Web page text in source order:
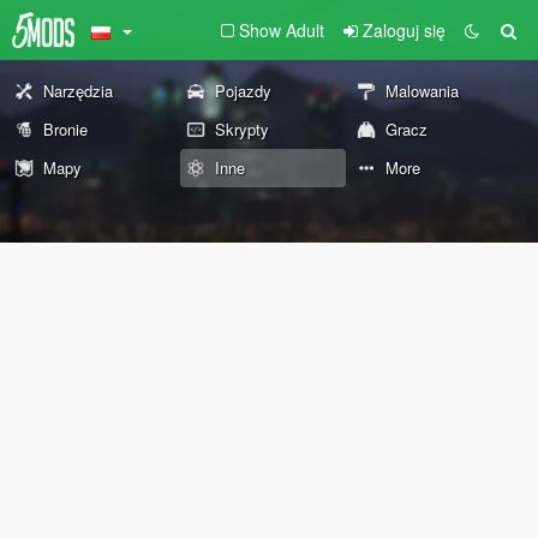
Show Adult Zaloguj się
Narzędzia Pojazdy
Malowania
Bronie
Skrypty
Gracz
Mapy
Inne More